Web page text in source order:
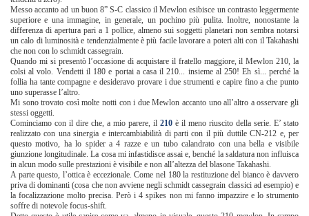
Messo accanto ad un buon 8” S-C classico il Mewlon esibisce un contrasto leggermente
superiore e una immagine, in generale, un pochino più pulita. Inoltre, nonostante la
differenza di apertura pari a 1 pollice, almeno sui soggetti planetari non sembra notarsi
un calo di luminosità e tendenzialmente è più facile lavorare a poteri alti con il Takahashi
che non con lo schmidt cassegrain.
Quando mi si presentò l’occasione di acquistare il fratello maggiore, il Mewlon 210, la
colsi al volo. Vendetti il 180 e portai a casa il 210... insieme al 250! Eh sì... perché la
follia ha tante compagne e desideravo provare i due strumenti e capire fino a che punto
uno superasse l’altro.
Mi sono trovato così molte notti con i due Mewlon accanto uno all’altro a osservare gli
stessi oggetti.
Cominciamo con il dire che, a mio parere, il 210 è il meno riuscito della serie. E’ stato
realizzato con una sinergia e intercambiabilità di parti con il più duttile CN-212 e, per
questo motivo, ha lo spider a 4 razze e un tubo calandrato con una bella e visibile
giunzione longitudinale. La cosa mi infastidisce assai e, benché la saldatura non influisca
in alcun modo sulle prestazioni è visibile e non all’altezza del blasone Takahashi.
A parte questo, l’ottica è eccezionale. Come nel 180 la restituzione del bianco è davvero
priva di dominanti (cosa che non avviene negli schmidt cassegrain classici ad esempio) e
la focalizzazione molto precisa. Però i 4 spikes non mi fanno impazzire e lo strumento
soffre di notevole focus-shift.